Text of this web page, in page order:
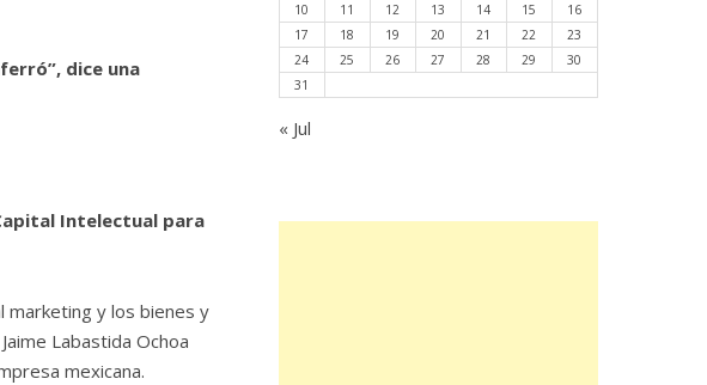
dice una
Intelectual para
marketing y los bienes y
Labastida Ochoa
mexicana.
10
11 12 13 14 15
16
17
18 19 20 21 22
23
24
25 26 27 28 29
30
31
« Jul